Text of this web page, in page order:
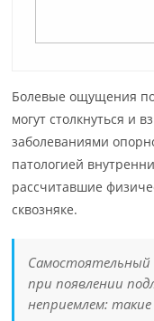
Болевые ощущения
могут столкнуться и
заболеваниями
патологией
рассчитавшие
сквозняке.
Самостоятельный
при появлении
неприемлем: